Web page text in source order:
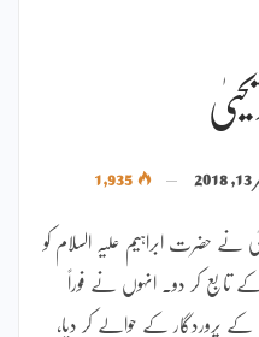
نے حضرت ابراہیم علیہ السلام کو
کے تابع کر دو۔ انہوں نے فوراً
پروردگار کے حوالے کر دیا،